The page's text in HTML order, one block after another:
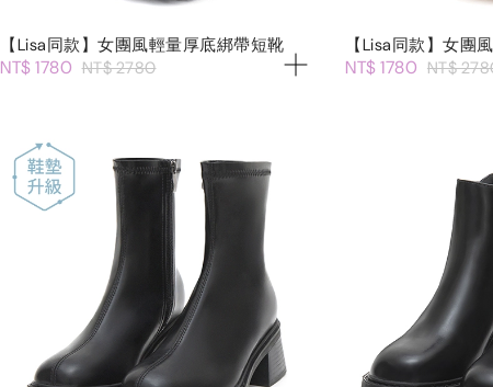
【Lisa同款】女團風輕量厚底綁帶短靴
NT$ 1780 NT$ 2780
【Lisa同款】女團
NT$ 1780 NT$